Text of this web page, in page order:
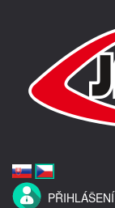
PŘIHLÁŠENÍ